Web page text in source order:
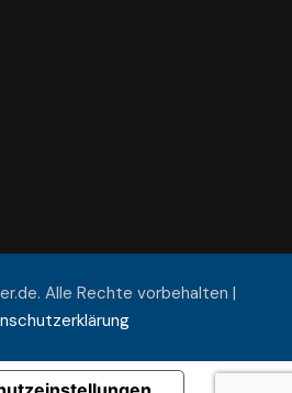
Alle Rechte vorbehalten |